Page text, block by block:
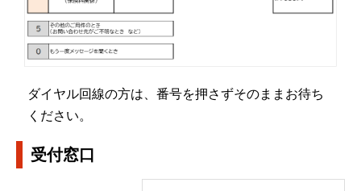
ダイヤル回線の方は、番号を押さずそのままお待ち
ください。
受付窓口